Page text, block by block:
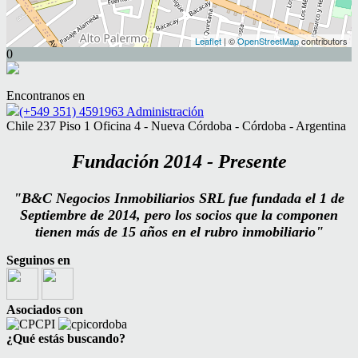
Leaflet | ©OpenStreetMapcontributors
0
Encontranos en
(+549 351) 4591963 Administración
Chile 237 Piso 1 Oficina 4 - Nueva Córdoba - Córdoba - Argentina
Fundación 2014 - Presente
"B&C Negocios Inmobiliarios SRL fue fundada el 1 de
Septiembre de 2014, pero los socios que la componen
tienen más de 15 años en el rubro inmobiliario"
Seguinos en
Asociados con
¿Qué estás buscando?